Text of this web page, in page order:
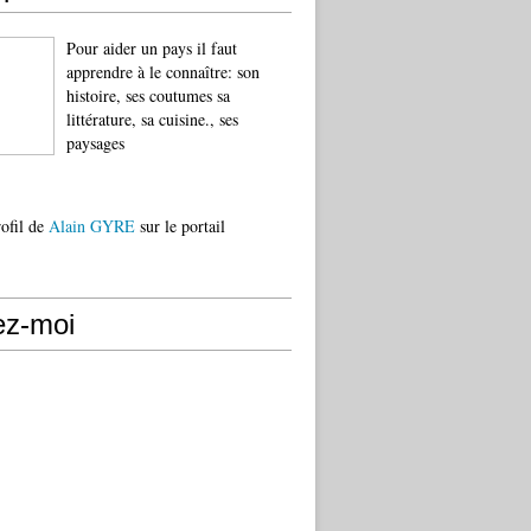
Pour aider un pays il faut
apprendre à le connaître: son
histoire, ses coutumes sa
littérature, sa cuisine., ses
paysages
de Alain GYRE sur le portail
moi